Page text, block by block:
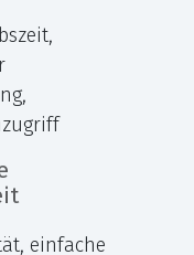
einfache